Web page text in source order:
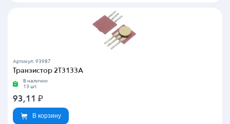
Артикул: 93987
Транзистор 2Т3133А
В наличии
13 шт.
93,11 ₽
В корзину